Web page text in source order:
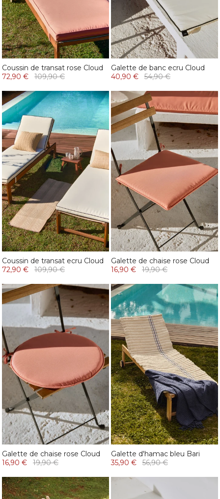
Coussin de transat rose Cloud
72,90 €
109,90 €
Galette de banc ecru Cloud
40,90 €
54,90 €
Coussin de transat ecru Cloud
72,90 €
109,90 €
Galette de chaise rose Cloud
16,90 €
19,90 €
Galette de chaise rose Cloud
16,90 €
19,90 €
Galette d'hamac bleu Bari
35,90 €
56,90 €